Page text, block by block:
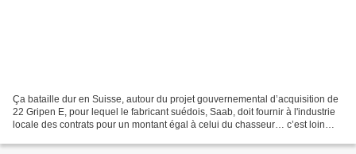
Ça bataille dur en Suisse, autour du projet gouvernemental d’acquisition de
22 Gripen E, pour lequel le fabricant suédois, Saab, doit fournir à l'industrie
locale des contrats pour un montant égal à celui du chasseur… c’est loin